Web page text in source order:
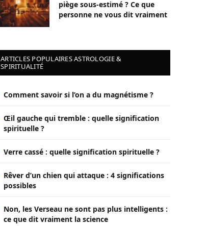
piège sous-estimé ? Ce que
personne ne vous dit vraiment
ARTICLES POPULAIRES ASTROLOGIE &
SPIRITUALITÉ
Comment savoir si l’on a du magnétisme ?
Œil gauche qui tremble : quelle signification
spirituelle ?
Verre cassé : quelle signification spirituelle ?
Rêver d’un chien qui attaque : 4 significations
possibles
Non, les Verseau ne sont pas plus intelligents :
ce que dit vraiment la science